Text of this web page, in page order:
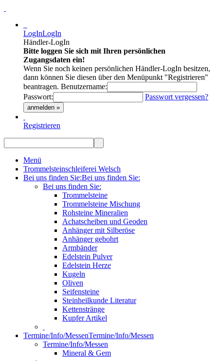
LogInLogIn
Händler-LogIn
Bitte loggen Sie sich mit Ihren persönlichen
Zugangsdaten ein!
Wenn Sie noch keinen persönlichen Händler-LogIn besitzen,
dann können Sie diesen über den Menüpunkt "Registrieren"
beantragen. Benutzername:
Passwort:
Passwort vergessen?
anmelden »
Registrieren
Menü
Trommelsteinschleiferei Welsch
Bei uns finden Sie:Bei uns finden Sie:
Bei uns finden Sie:
Trommelsteine
Trommelsteine Mischung
Rohsteine Mineralien
Achatscheiben und Geoden
Anhänger mit Silberöse
Anhänger gebohrt
Armbänder
Edelstein Pulver
Edelstein Herze
Kugeln
Oliven
Seifensteine
Steinheilkunde Literatur
Kettenstränge
Kupfer Artikel
Termine/Info/MessenTermine/Info/Messen
Termine/Info/Messen
Mineral & Gem